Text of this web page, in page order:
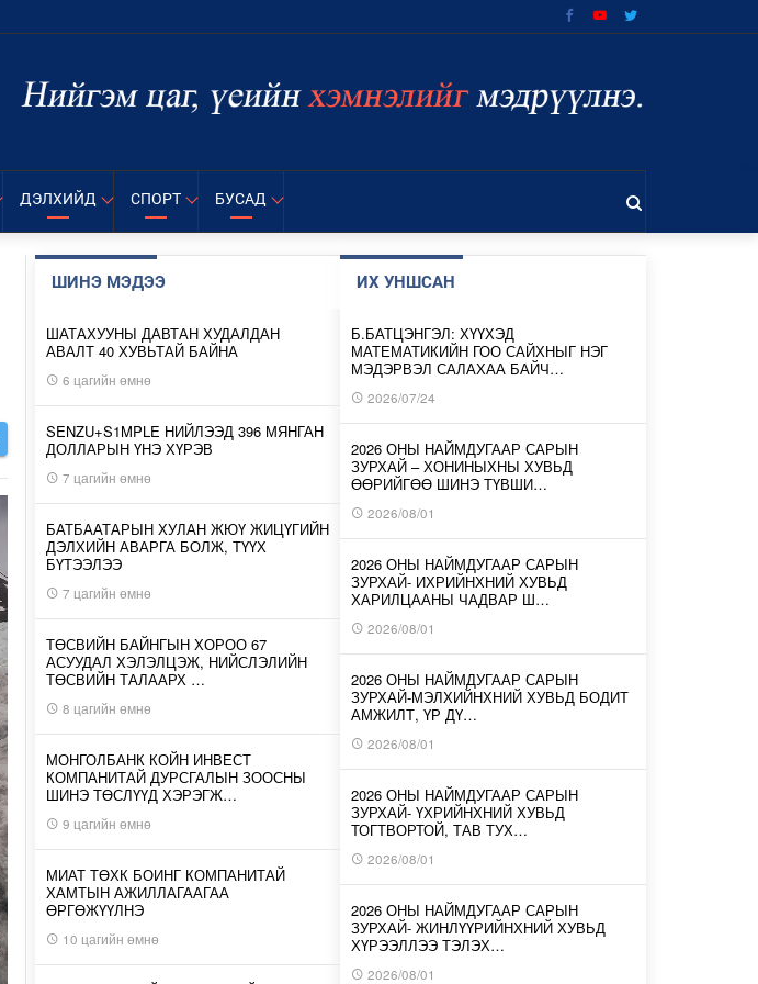
ДЭЛХИЙД СПОРТ БУСАД
ШИНЭ МЭДЭЭ
ШАТАХУУНЫ ДАВТАН ХУДАЛДАН
АВАЛТ 40 ХУВЬТАЙ БАЙНА
6 цагийн өмнө
SENZU+S1MPLE НИЙЛЭЭД 396 МЯНГАН
ДОЛЛАРЫН ҮНЭ ХҮРЭВ
7 цагийн өмнө
БАТБААТАРЫН ХУЛАН ЖЮҮ ЖИЦҮГИЙН
ДЭЛХИЙН АВАРГА БОЛЖ, ТҮҮХ
БҮТЭЭЛЭЭ
7 цагийн өмнө
ТӨСВИЙН БАЙНГЫН ХОРОО 67
АСУУДАЛ ХЭЛЭЛЦЭЖ, НИЙСЛЭЛИЙН
ТӨСВИЙН ТАЛААРХ …
8 цагийн өмнө
МОНГОЛБАНК КОЙН ИНВЕСТ
КОМПАНИТАЙ ДУРСГАЛЫН ЗООСНЫ
ШИНЭ ТӨСЛҮҮД ХЭРЭГЖ…
9 цагийн өмнө
МИАТ ТӨХК БОИНГ КОМПАНИТАЙ
ХАМТЫН АЖИЛЛАГААГАА
ӨРГӨЖҮҮЛНЭ
10 цагийн өмнө
ИХ УНШСАН
Б.БАТЦЭНГЭЛ: ХҮҮХЭД
МАТЕМАТИКИЙН ГОО САЙХНЫГ НЭГ
МЭДЭРВЭЛ САЛАХАА БАЙЧ…
2026/07/24
2026 ОНЫ НАЙМДУГААР САРЫН
ЗУРХАЙ – ХОНИНЫХНЫ ХУВЬД
ӨӨРИЙГӨӨ ШИНЭ ТҮВШИ…
2026/08/01
2026 ОНЫ НАЙМДУГААР САРЫН
ЗУРХАЙ- ИХРИЙНХНИЙ ХУВЬД
ХАРИЛЦААНЫ ЧАДВАР Ш…
2026/08/01
2026 ОНЫ НАЙМДУГААР САРЫН
ЗУРХАЙ-МЭЛХИЙНХНИЙ ХУВЬД БОДИТ
АМЖИЛТ, ҮР ДҮ…
2026/08/01
2026 ОНЫ НАЙМДУГААР САРЫН
ЗУРХАЙ- ҮХРИЙНХНИЙ ХУВЬД
ТОГТВОРТОЙ, ТАВ ТУХ…
2026/08/01
2026 ОНЫ НАЙМДУГААР САРЫН
ЗУРХАЙ- ЖИНЛҮҮРИЙНХНИЙ ХУВЬД
ХҮРЭЭЛЛЭЭ ТЭЛЭХ…
2026/08/01